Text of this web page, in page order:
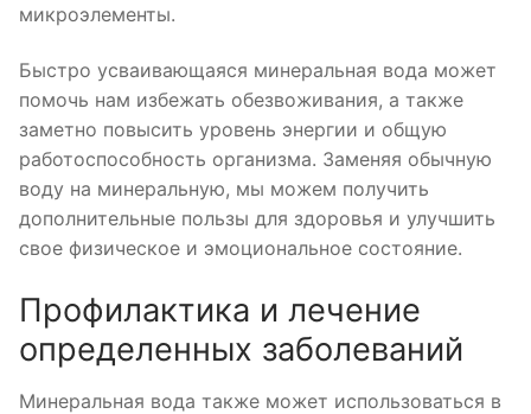
микроэлементы.
Быстро усваивающаяся минеральная вода может
помочь нам избежать обезвоживания, а также
заметно повысить уровень энергии и общую
работоспособность организма. Заменяя обычную
воду на минеральную, мы можем получить
дополнительные пользы для здоровья и улучшить
свое физическое и эмоциональное состояние.
Профилактика и лечение
определенных заболеваний
Минеральная вода также может использоваться в